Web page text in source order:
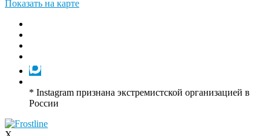
Показать на карте
* Instagram признана экстремистской организацией в
России